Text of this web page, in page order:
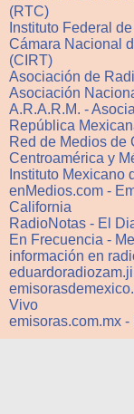
(RTC)
Instituto Federal
Cámara Nacional
(CIRT)
Asociación de
Asociación
A.R.A.R.M. -
República
Red de Medios de
Centroamérica y
Instituto Mexicano
enMedios.com -
California
RadioNotas - El
En Frecuencia -
información en
Vivo
emisoras.com.mx